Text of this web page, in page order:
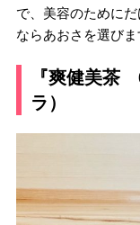
で、美容のために
ならあおさを選びま
『爽健美茶
ラ）